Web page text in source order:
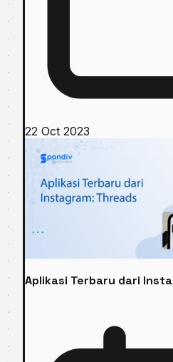
22 Oct 2023
Aplikasi Terbaru dari